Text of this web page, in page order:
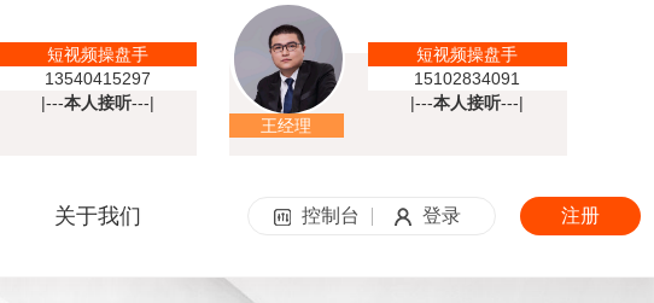
短视频操盘手
13540415297
|---本人接听---|
王经理
短视频操盘手
15102834091
|---本人接听---|
关于我们 控制台 登录 注册